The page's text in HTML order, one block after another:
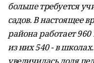
больше требуется
садов. В настоящее
района работает
из них 540 - в